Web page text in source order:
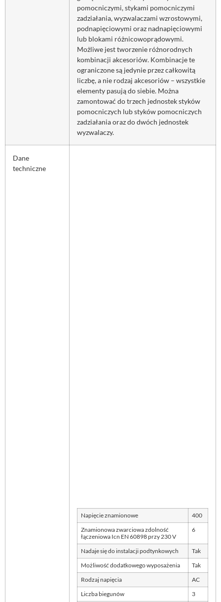
pomocniczymi, stykami pomocniczymi
zadziałania, wyzwalaczami wzrostowymi,
podnapięciowymi oraz nadnapięciowymi
lub blokami różnicowoprądowymi.
Możliwe jest tworzenie różnorodnych
kombinacji akcesoriów. Kombinacje te
ograniczone są jedynie przez całkowitą
liczbę, a nie rodzaj akcesoriów – wszystkie
elementy pasują do siebie. Można
zamontować do trzech jednostek styków
pomocniczych lub styków pomocniczych
zadziałania oraz do dwóch jednostek
wyzwalaczy.
Dane
techniczne
Napięcie znamionowe 400
Znamionowa zwarciowa zdolność
łączeniowa Icn EN 60898 przy 230 V
6
Nadaje się do instalacji podtynkowych Tak
Możliwość dodatkowego wyposażenia Tak
Rodzaj napięcia AC
Liczba biegunów 3